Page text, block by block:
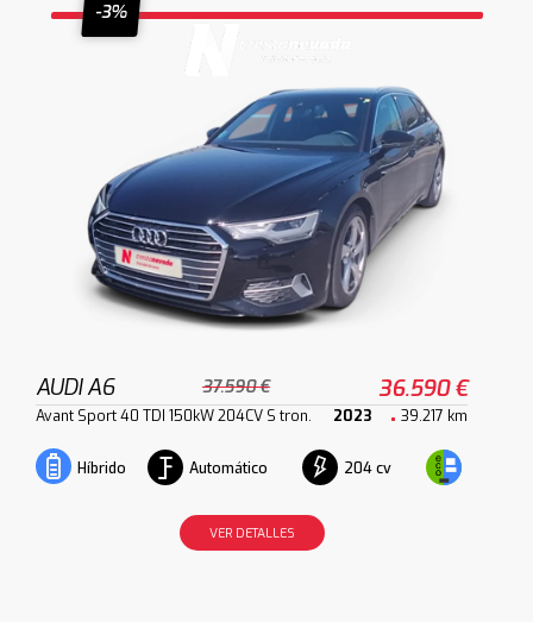
-3%
AUDI A6 37.590 € 36.590 €
Avant Sport 40 TDI 150kW 204CV S tron. 2023 39.217 km
Híbrido Automático 204 cv
VER DETALLES